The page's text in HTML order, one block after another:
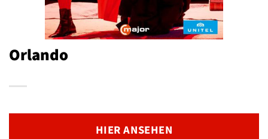
Orlando
HIER ANSEHEN